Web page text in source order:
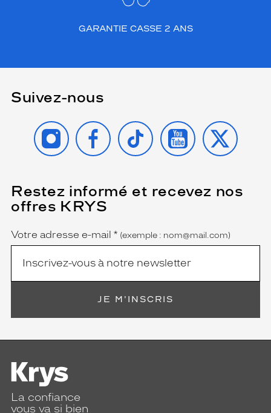
GARANTIE CASSE 2 ANS
Suivez-nous
INSTAGRAMFACEBOOK
TIKTOK YOUTUBE
X
Restez informé et recevez nos
offres KRYS
Name
Votre adresse e-mail *
(Ce
champ
est
obligatoire)
(exemple : nom@mail.com)
JE M'INSCRIS
La confiance
vous va si bien